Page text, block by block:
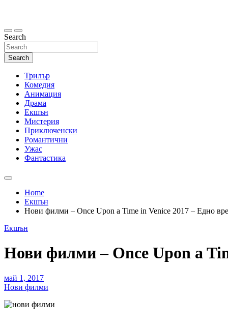
Search
Search
Трилър
Комедия
Анимация
Драма
Екшън
Мистерия
Приключенски
Романтични
Ужас
Фантастика
Home
Екшън
Нови филми – Once Upon a Time in Venice 2017 – Едно
Екшън
Нови филми – Once Upon a
май 1, 2017
Нови филми